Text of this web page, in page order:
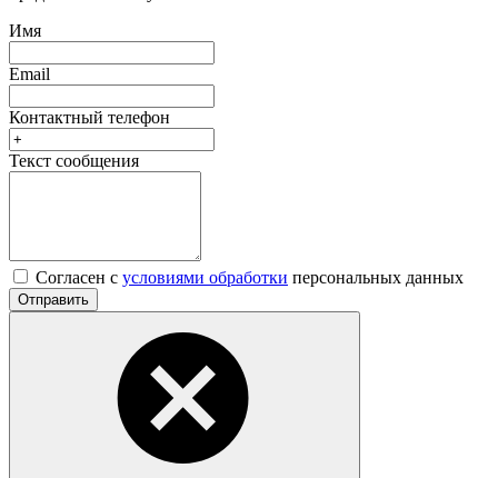
Имя
Email
Контактный телефон
Текст сообщения
Согласен с условиями обработки персональных данных
Отправить